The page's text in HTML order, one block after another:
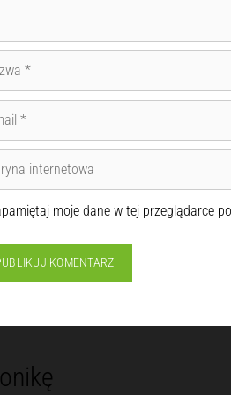
moje dane w tej przeglądarce